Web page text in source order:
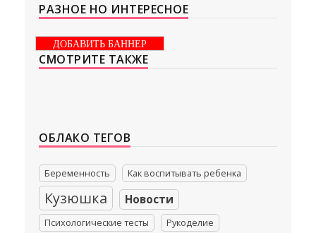
РАЗНОЕ НО ИНТЕРЕСНОЕ
ДОБАВИТЬ БАННЕР
СМОТРИТЕ ТАКЖЕ
ОБЛАКО ТЕГОВ
Беременность Как воспитывать ребенка
Кузюшка Новости
Психологические тесты Рукоделие